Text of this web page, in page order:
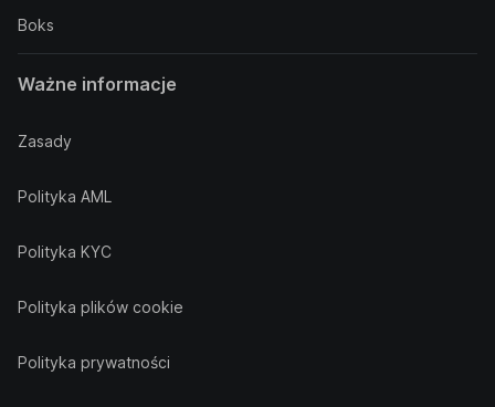
Boks
Ważne informacje
Zasady
Polityka AML
Polityka KYC
Polityka plików cookie
Polityka prywatności